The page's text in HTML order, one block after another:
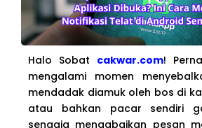
Halo Sobat cakwar.com!
mengalami momen
mendadak diamuk oleh bos di
atau bahkan pacar sendiri
sengaja mengabaikan pesan